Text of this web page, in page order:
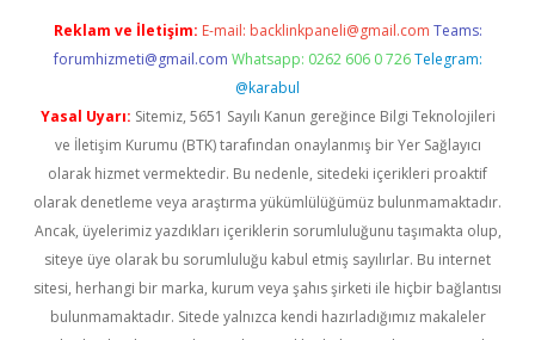
Reklam ve İletişim: E-mail: backlinkpaneli@gmail.com Teams:
forumhizmeti@gmail.com Whatsapp: 0262 606 0 726 Telegram:
@karabul
Yasal Uyarı: Sitemiz, 5651 Sayılı Kanun gereğince Bilgi Teknolojileri
ve İletişim Kurumu (BTK) tarafından onaylanmış bir Yer Sağlayıcı
olarak hizmet vermektedir. Bu nedenle, sitedeki içerikleri proaktif
olarak denetleme veya araştırma yükümlülüğümüz bulunmamaktadır.
Ancak, üyelerimiz yazdıkları içeriklerin sorumluluğunu taşımakta olup,
siteye üye olarak bu sorumluluğu kabul etmiş sayılırlar. Bu internet
sitesi, herhangi bir marka, kurum veya şahıs şirketi ile hiçbir bağlantısı
bulunmamaktadır. Sitede yalnızca kendi hazırladığımız makaleler